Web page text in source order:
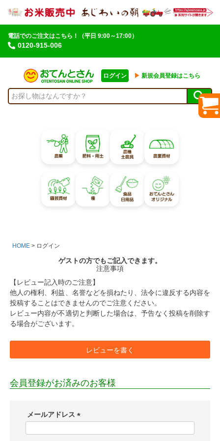
電話でのご注文はこちら！
0120-915-006
（平日 9:00～17:00）
ログイン ▶︎ 新規会員登録はこちら
HOME ログイン
ゲストの方でもご記入できます。
注意事項
【レビュー記入時のご注意】
他人の権利、利益、名誉などを損ねたり、法令に違反する内容を
投稿することはできませんのでご注意ください。
レビュー内容が不適切と判断した場合は、予告なく投稿を削除す
る場合がございます。
レビューを書く
会員登録がお済みのお客様
メールアドレス